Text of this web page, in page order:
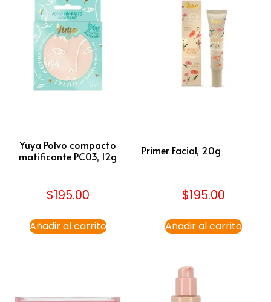
Yuya Polvo compacto
matificante PC03, 12g
$195.00
Añadir al carrito
Primer Facial, 20g
$195.00
Añadir al carrito